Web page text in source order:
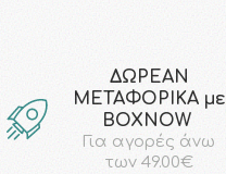
ΔΩΡΕΑΝ
ΜΕΤΑΦΟΡΙΚΑ με
ΒΟΧΝΟW
Για αγορές άνω
των 49.00€